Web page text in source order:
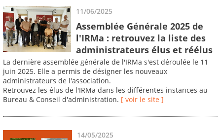
11/06/2025
Assemblée Générale 2025 de
l'IRMa : retrouvez la liste des
administrateurs élus et réélus
La dernière assemblée générale de l'IRMa s'est déroulée le 11
juin 2025. Elle a permis de désigner les nouveaux
administrateurs de l'association.
Retrouvez les élus de l'IRMa dans les différentes instances au
Bureau & Conseil d'administration. [ voir le site ]
14/05/2025